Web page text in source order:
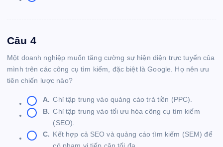
Câu 4
Một doanh nghiệp muốn tăng cường sự hiện diện trực tuyến của
mình trên các công cụ tìm kiếm, đặc biệt là Google. Họ nên ưu
tiên chiến lược nào?
A. Chỉ tập trung vào quảng cáo trả tiền (PPC).
B. Chỉ tập trung vào tối ưu hóa công cụ tìm kiếm
(SEO).
C. Kết hợp cả SEO và quảng cáo tìm kiếm (SEM) để